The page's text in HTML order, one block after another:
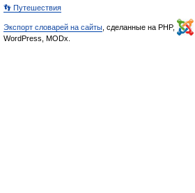
👣 Путешествия
Экспорт словарей на сайты , сделанные на PHP,
WordPress, MODx.